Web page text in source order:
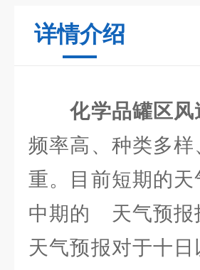
详情介绍
化学品罐区
频率高、种类多
重。目前短期的
中期的 天气预报
天气预报对于十